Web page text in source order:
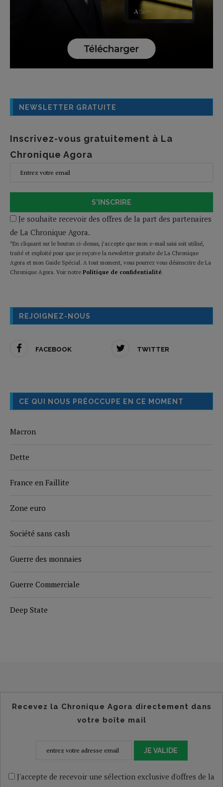
NEWSLETTER GRATUITE
Inscrivez-vous gratuitement à La
Chronique Agora
S'INSCRIRE
Je souhaite recevoir des offres de la part des partenaires
de La Chronique Agora.
*En cliquant sur le bouton ci-dessus, j’accepte que mon e-mail saisi soit utilisé,
traité et exploité pour que je reçoive la newsletter gratuite de La Chronique
Agora et mon Guide Spécial. A tout moment, vous pourrez vous désinscrire de La
Chronique Agora. Voir notre Politique de confidentialité.
REJOIGNEZ-NOUS
FACEBOOK TWITTER
CE QUI NOUS PRÉOCCUPE EN CE MOMENT
Macron
Dette
France en Faillite
Zone euro
Société sans cash
Guerre des monnaies
Guerre Commerciale
Deep State
Recevez la Chronique Agora directement dans
votre boîte mail
JE VALIDE
J'accepte de recevoir une sélection exclusive d'offres de la